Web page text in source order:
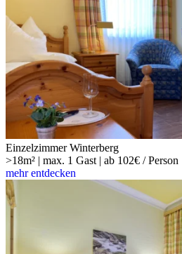
Einzelzimmer Winterberg
>18m² | max. 1 Gast | ab 102€ / Person
mehr entdecken